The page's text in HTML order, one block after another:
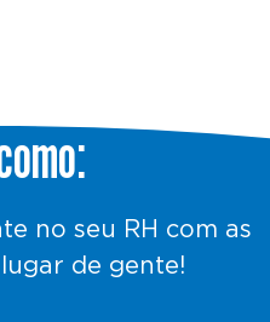
no seu RH com as
de gente!